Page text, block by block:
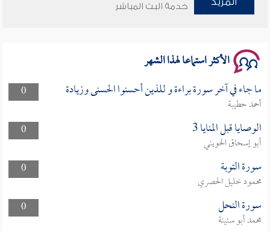
خدمة البث المباشر
الأكثر استماعا لهذا الشهر
0 ما جاء في آخر سورة براءة و للذين أحسنوا الحسنى وزيادة
أحمد حطيبة
0
الوصايا قبل المنايا 3
أبو إسحاق الحويني
0
سورة التوبة
محمود خليل الحصري
0
سورة النحل
محمد أبو سنينة